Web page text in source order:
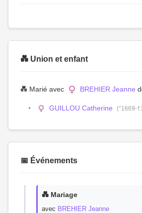
💑 Union et enfant
💑 Marié avec BREHIER Jeanne
GUILLOU Catherine (°1669-
📅 Événements
💑 Mariage
avec BREHIER Jeanne